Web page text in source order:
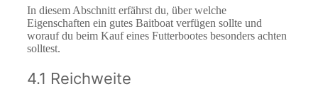
In diesem Abschnitt erfährst du, über welche
Eigenschaften ein gutes Baitboat verfügen sollte und
worauf du beim Kauf eines Futterbootes besonders achten
solltest.
4.1 Reichweite